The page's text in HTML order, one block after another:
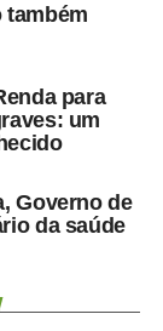
também
para
um
Governo de
da saúde